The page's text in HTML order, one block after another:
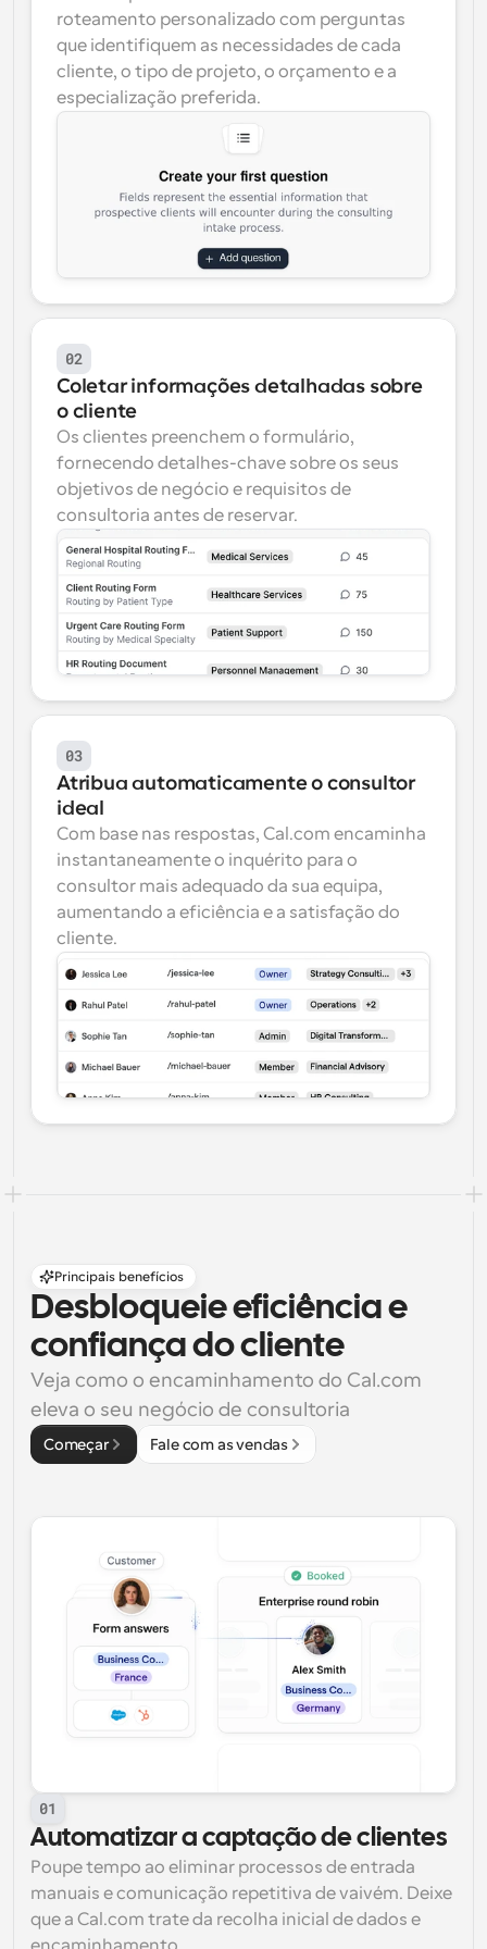
roteamento personalizado com perguntas
que identifiquem as necessidades de cada
cliente, o tipo de projeto, o orçamento e a
especialização preferida.
02
Coletar informações detalhadas sobre
o cliente
Os clientes preenchem o formulário,
fornecendo detalhes-chave sobre os seus
objetivos de negócio e requisitos de
consultoria antes de reservar.
03
Atribua automaticamente o consultor
ideal
Com base nas respostas, Cal.com encaminha
instantaneamente o inquérito para o
consultor mais adequado da sua equipa,
aumentando a eficiência e a satisfação do
cliente.
Principais benefícios
Desbloqueie eficiência e
confiança do cliente
Veja como o encaminhamento do Cal.com
eleva o seu negócio de consultoria
Começar Fale com as vendas
01
Automatizar a captação de clientes
Poupe tempo ao eliminar processos de entrada
manuais e comunicação repetitiva de vaivém. Deixe
que a Cal.com trate da recolha inicial de dados e